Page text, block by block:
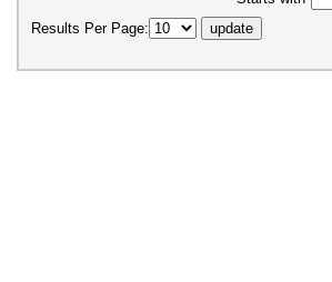
Results Per Page: